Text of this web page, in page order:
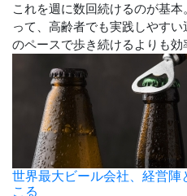
これを週に数回続けるのが基
って、高齢者でも実践しやす
のペースで歩き続けるよりも効
世界最大ビール会社、経営
こる